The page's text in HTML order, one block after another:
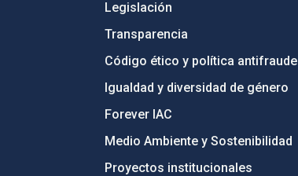
Legislación
Transparencia
Código ético y política antifraude
Igualdad y diversidad de género
Forever IAC
Medio Ambiente y Sostenibilidad
Proyectos institucionales